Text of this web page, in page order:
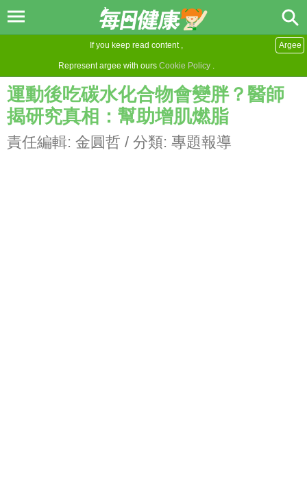
If you keep read content ,
Represent argee with ours Cookie Policy .
Argee
運動後吃碳水化合物會變胖？醫師
揭研究真相：幫助增肌燃脂
責任編輯: 金圓哲 / 分類: 專題報導